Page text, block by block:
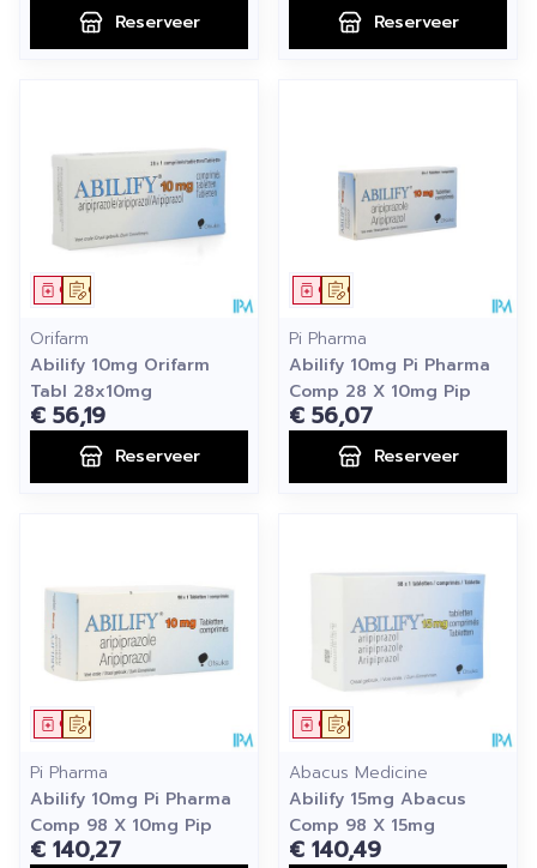
Reserveer Reserveer
Op voorschrift
Geneesmiddel
Orifarm
Abilify 10mg Orifarm
Tabl 28x10mg
€ 56,19
Reserveer
Op voorschrift
Geneesmiddel
Pi Pharma
Abilify 10mg Pi Pharma
Comp 28 X 10mg Pip
€ 56,07
Reserveer
Op voorschrift
Geneesmiddel
Pi Pharma
Abilify 10mg Pi Pharma
Comp 98 X 10mg Pip
€ 140,27
Op voorschrift
Geneesmiddel
Abacus Medicine
Abilify 15mg Abacus
Comp 98 X 15mg
€ 140,49